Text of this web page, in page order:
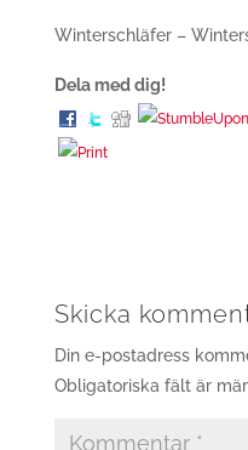
Winterschläfer –
Dela med dig!
Skicka
Din e-postadress
Obligatoriska fält är